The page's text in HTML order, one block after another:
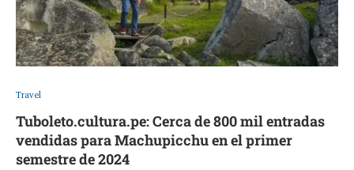
Travel
Tuboleto.cultura.pe: Cerca de 800 mil entradas
vendidas para Machupicchu en el primer
semestre de 2024